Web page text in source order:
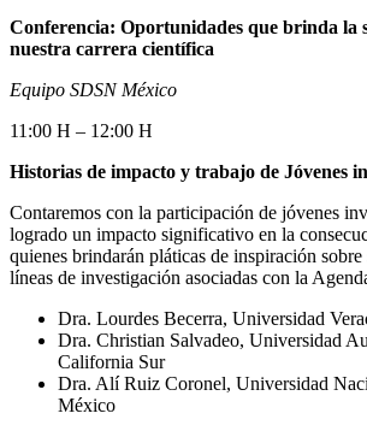
Conferencia: Oportunidades que brinda la
nuestra carrera científica
Equipo SDSN México
11:00 H – 12:00 H
Historias de impacto y trabajo de Jóvenes
Contaremos con la participación de jóvenes
logrado un impacto significativo en la
quienes brindarán pláticas de inspiración
líneas de investigación asociadas con la
Dra. Lourdes Becerra, Universidad
Dra. Christian Salvadeo, Universidad
California Sur
Dra. Alí Ruiz Coronel, Universidad
México